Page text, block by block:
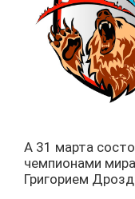
А 31 марта
чемпионами мира
Григорием